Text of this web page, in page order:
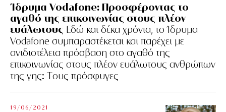
Ίδρυμα Vodafone: Προσφέροντας το
αγαθό της επικοινωνίας στους πλέον
ευάλωτους Εδώ και δέκα χρόνια, το Ίδρυμα
Vodafone συμπαραστέκεται και παρέχει με
ανιδιοτέλεια πρόσβαση στο αγαθό της
επικοινωνίας στους πλέον ευάλωτους ανθρώπων
της γης: Tους πρόσφυγες
19/06/2021